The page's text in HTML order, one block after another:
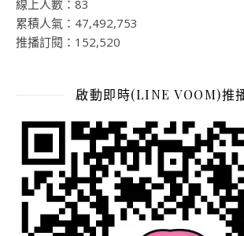
線上人數：83
累積人氣：47,492,753
推播訂閱：152,520
啟動即時(LINE VOOM)推